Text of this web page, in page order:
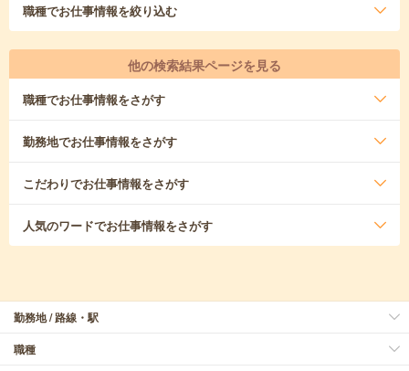
職種でお仕事情報を絞り込む
他の検索結果ページを見る
職種でお仕事情報をさがす
勤務地でお仕事情報をさがす
こだわりでお仕事情報をさがす
人気のワードでお仕事情報をさがす
勤務地 / 路線・駅
職種